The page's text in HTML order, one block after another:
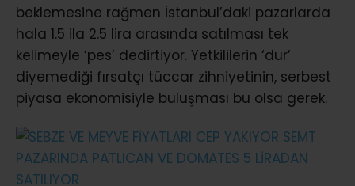
beklemesine rağmen İstanbul’daki pazarlarda
hala 1.5 ila 2.5 lira arasında satılması tek
kelimeyle ‘pes’ dedirtiyor. Yetkililerin ‘dur’
diyemediği fırsatçı tüccar zihniyetinin, serbest
piyasa ekonomisiyle buluşması bu olsa gerek.